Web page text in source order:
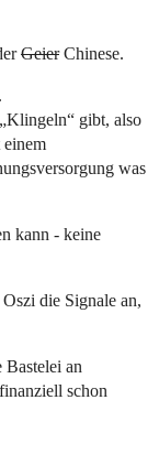
GeierChinese.
gibt, also
was
kann - keine
die Signale an,
an
schon